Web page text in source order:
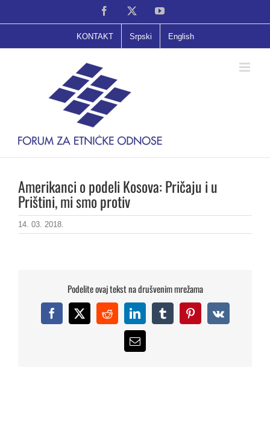
Facebook YouTube
KONTAKT Srpski English
Amerikanci o podeli Kosova: Pričaju i u
Prištini, mi smo protiv
14. 03. 2018.
Podelite ovaj tekst na drušvenim mrežama
Facebook
X RedditLinkedInTumblrPinterest
Vk
Email